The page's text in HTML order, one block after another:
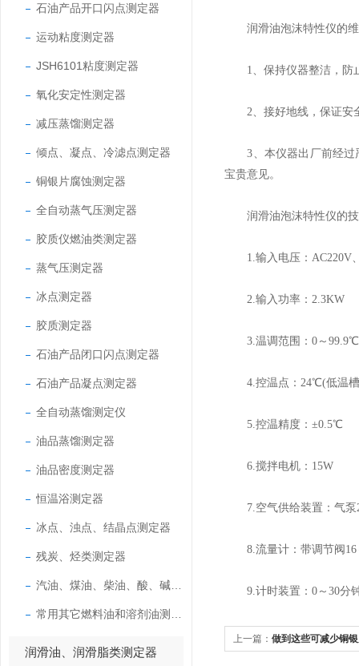
石油产品开口闪点测定器
运动粘度测定器
JSH6101粘度测定器
氧化安定性测定器
减压蒸馏测定器
倾点、凝点、冷滤点测定器
铜银片腐蚀测定器
全自动蒸气压测定器
胶质仪燃油类测定器
蒸气压测定器
冰点测定器
胶质测定器
石油产品闭口闪点测定器
石油产品凝点测定器
全自动蒸馏测定仪
油品蒸馏测定器
油品密度测定器
恒温浴测定器
冰点、浊点、结晶点测定器
残炭、烃类测定器
润滑油、润滑脂类测定器
润滑油泡沫特性仪的维
1、保持仪器整洁，防止
2、接好地线，保证安
3、本仪器出厂前经过严
宝贵意见。
润滑油泡沫特性仪的技
1.输入电压：AC220V
2.输入功率：2.3KW
3.温调范围：0～99.9℃
4.控温点：24℃(低温槽
5.控温精度：±0.5℃
6.搅拌电机：15W
7.空气供给装置：气泵
8.流量计：带调节阀16
9.计时装置：0～30分
上一篇： 做到这些可减少铜